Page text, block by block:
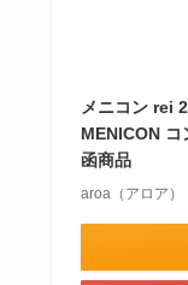
メニコン rei
MENICON コ
函商品
aroa（アロア